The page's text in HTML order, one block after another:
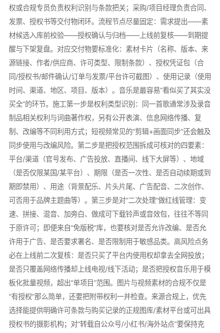
权或合规专员负责权利识别与条款把关；采购/项目经理负责合同、
发票、授权书等交付物闭环。流程节点尽量固定：需求提出——素
材候选入库前校验——授权确认与归档——上线前复核——到期提
醒与下架复盘。对应交付物要标准化：素材卡片（名称、版本、来
源链接、作者/供应商、许可类型、限制条款）、授权凭证包（合
同/授权书/邮件确认/订单与发票/平台许可截图）、使用记录（使用
时间、渠道、地区、项目、版本）。音乐是最容易“看似买了其实没
买全”的环节。施工第一步是权利类型识别：同一首歌通常涉及录音
制品相关权利与词曲著作权，另有公开表演、信息网络传播、复
制、改编等不同利用方式；短视频常见的“剪辑+画面同步”还会触及
同步使用与改编风险。第二步是把授权范围拆成可核对的四要素：
平台/渠道（官号发布、广告投放、直播间、线下大屏等）、地域
（是否仅限某国/某平台）、期限（是否一次性、是否自动续期或到
期即禁用）、用途（背景配乐、片头片尾、广告配音、二次创作、
可否用于品牌主题曲等）。第三步是对“二次处理”做红线管理：变
速、拼接、混音、加旁白、做成可下载铃声或音效包，往往不等同
于原许可；即便来自“免版税”库，也要核对是否允许改编、是否允
许用于广告、是否要求署名、是否限制用于敏感品类。高风险点务
必在上线前二次复核：是否只买了平台内使用权却拿去全网投放；
是否只覆盖网络传播却上线电视/线下活动；是否把授权音乐用于模
板化批量视频，超出“单项目”范围。图片与视频素材的合规不仅是
“有授权”那么简单，还要把附带权利一并检查。来源合规上，优先
选择能提供明确许可条款与购买记录的正规图库/素材平台或可出具
授权书的摄影机构；对“转载自公众号/小红书/海外站点”要保持克